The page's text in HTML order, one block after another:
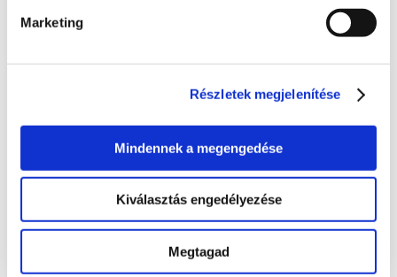
Marketing
Részletek megjelenítése
Mindennek a megengedése
Kiválasztás engedélyezése
Megtagad
dr. Soós Mercédesz ügyvédjelölti esküjéhez
Adatvédelem
Adózás
Bejelentővédelem
Compliance